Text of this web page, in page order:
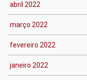
abril 2022
março 2022
fevereiro 2022
janeiro 2022